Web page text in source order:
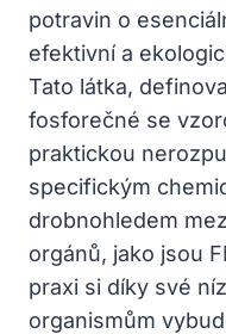
potravin o
efektivní a
Tato látka,
fosforečné se
praktickou
specifickým
drobnohledem
orgánů, jako jsou
praxi si díky své
organismům